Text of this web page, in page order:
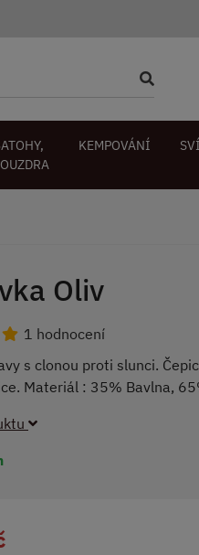
KEMPOVÁNÍ
Oliv
1 hodnocení
s clonou proti slunci.
Materiál : 35% Bavlna,